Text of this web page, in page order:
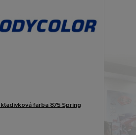
farba 875 Spring